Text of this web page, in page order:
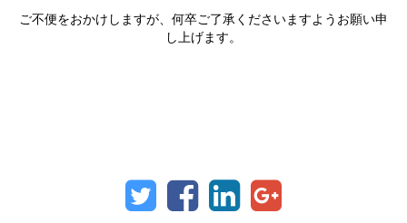
ご不便をおかけしますが、何卒ご了承くださいますようお願い申
し上げます。